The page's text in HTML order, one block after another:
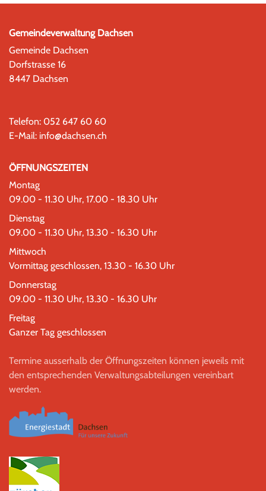
Gemeindeverwaltung Dachsen
Gemeinde Dachsen
Dorfstrasse 16
8447 Dachsen
Telefon: 052 647 60 60
E-Mail: info@dachsen.ch
ÖFFNUNGSZEITEN
Montag
09.00 - 11.30 Uhr, 17.00 - 18.30 Uhr
Dienstag
09.00 - 11.30 Uhr, 13.30 - 16.30 Uhr
Mittwoch
Vormittag geschlossen, 13.30 - 16.30 Uhr
Donnerstag
09.00 - 11.30 Uhr, 13.30 - 16.30 Uhr
Freitag
Ganzer Tag geschlossen
Termine ausserhalb der Öffnungszeiten können jeweils mit
den entsprechenden Verwaltungsabteilungen vereinbart
werden.